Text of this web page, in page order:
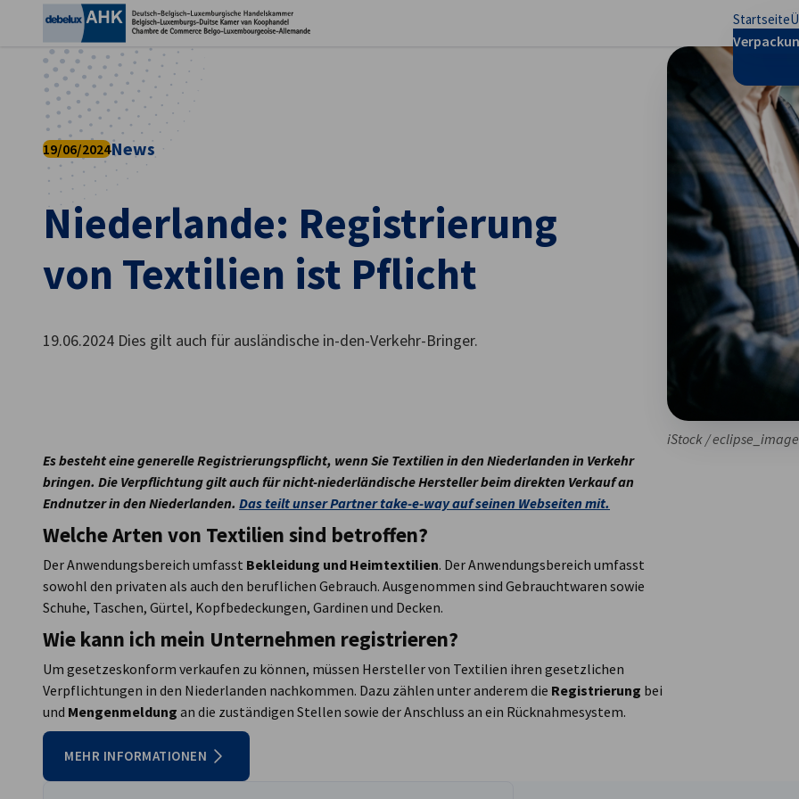
Startseite
Niederlande: Registrierung
von Textilien ist Pflicht
19/06/2024News
19.06.2024 Dies gilt auch für ausländische in-den-Verkehr-Bringer.
iStock /
Es besteht eine generelle Registrierungspflicht, wenn Sie Textilien in den Niederlanden in Verkehr
bringen. Die Verpflichtung gilt auch für nicht-niederländische Hersteller beim direkten Verkauf an
Endnutzer in den Niederlanden. Das teilt unser Partner take-e-way auf seinen Webseiten mit.
Welche Arten von Textilien sind betroffen?
Der Anwendungsbereich umfasst Bekleidung und Heimtextilien. Der Anwendungsbereich umfasst
sowohl den privaten als auch den beruflichen Gebrauch. Ausgenommen sind Gebrauchtwaren sowie
Schuhe, Taschen, Gürtel, Kopfbedeckungen, Gardinen und Decken.
Wie kann ich mein Unternehmen registrieren?
Um gesetzeskonform verkaufen zu können, müssen Hersteller von Textilien ihren gesetzlichen
Verpflichtungen in den Niederlanden nachkommen. Dazu zählen unter anderem die Registrierung bei
und Mengenmeldung an die zuständigen Stellen sowie der Anschluss an ein Rücknahmesystem.
MEHR INFORMATIONEN